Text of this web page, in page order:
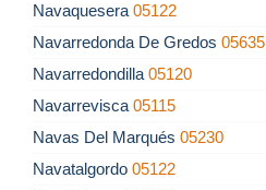
Navaquesera 05122
Navarredonda De Gredos 05635
Navarredondilla 05120
Navarrevisca 05115
Navas Del Marqués 05230
Navatalgordo 05122